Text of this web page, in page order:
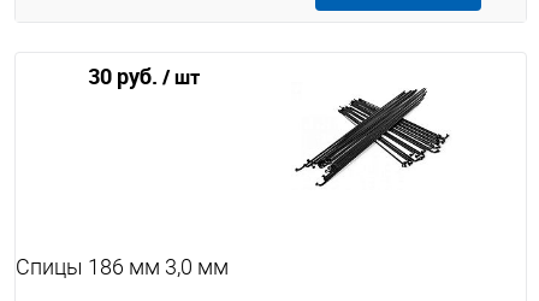
30 руб. / шт
Спицы 186 мм 3,0 мм